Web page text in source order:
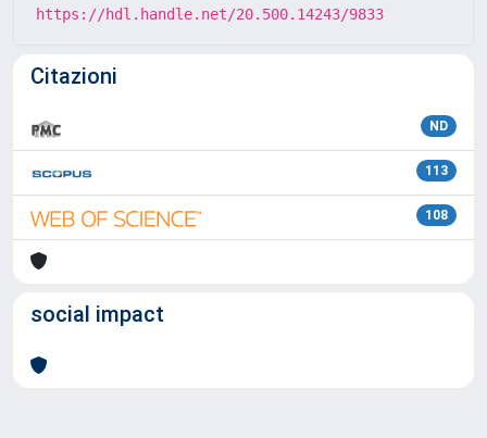
https://hdl.handle.net/20.500.14243/9833
Citazioni
ND
113
108
social impact